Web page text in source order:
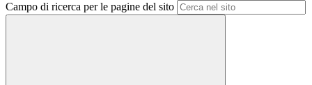
Campo di ricerca per le pagine del sito